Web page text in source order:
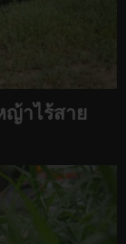
าไร้สาย